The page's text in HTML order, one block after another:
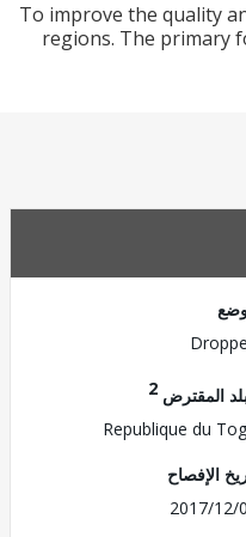
To improve the
regions. The